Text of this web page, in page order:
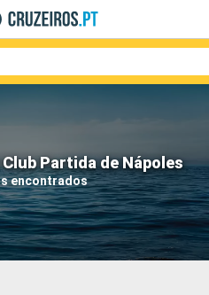
Partida de Nápoles
encontrados
Companhias